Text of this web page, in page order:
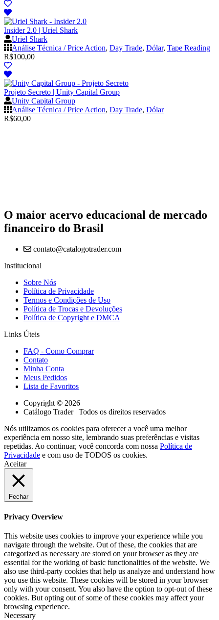
Insider 2.0 | Uriel Shark
Uriel Shark
Análise Técnica / Price Action, Day Trade, Dólar, Tape Reading
R$100,00
Projeto Secreto | Unity Capital Group
Unity Capital Group
Análise Técnica / Price Action, Day Trade, Dólar
R$60,00
O maior acervo educacional de mercado
financeiro do Brasil
contato@catalogotrader.com
Institucional
Sobre Nós
Política de Privacidade
Termos e Condições de Uso
Política de Trocas e Devoluções
Política de Copyright e DMCA
Links Úteis
FAQ - Como Comprar
Contato
Minha Conta
Meus Pedidos
Lista de Favoritos
Copyright © 2026
Catálogo Trader | Todos os direitos reservados
Nós utilizamos os cookies para oferecer a você uma melhor
experiência em nosso site, lembrando suas preferências e visitas
repetidas. Ao continuar, você concorda com nossa Política de
Privacidade e com uso de TODOS os cookies.
Aceitar
Fechar
Privacy Overview
This website uses cookies to improve your experience while you
navigate through the website. Out of these, the cookies that are
categorized as necessary are stored on your browser as they are
essential for the working of basic functionalities of the website. We
also use third-party cookies that help us analyze and understand how
you use this website. These cookies will be stored in your browser
only with your consent. You also have the option to opt-out of these
cookies. But opting out of some of these cookies may affect your
browsing experience.
Necessary